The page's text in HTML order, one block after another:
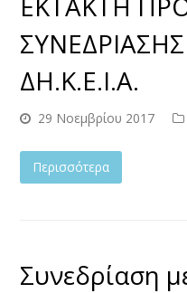
ΔΗ.Κ.Ε.Ι.Α.
29 Νοεμβρίου 2017
Περισσότερα
Συνεδρίαση